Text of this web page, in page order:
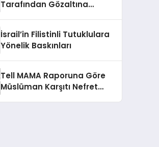
Tarafından Gözaltına
İsrail’in Filistinli Tutuklulara
Yönelik Baskınları
Tell MAMA Raporuna Göre
Müslüman Karşıtı Nefret